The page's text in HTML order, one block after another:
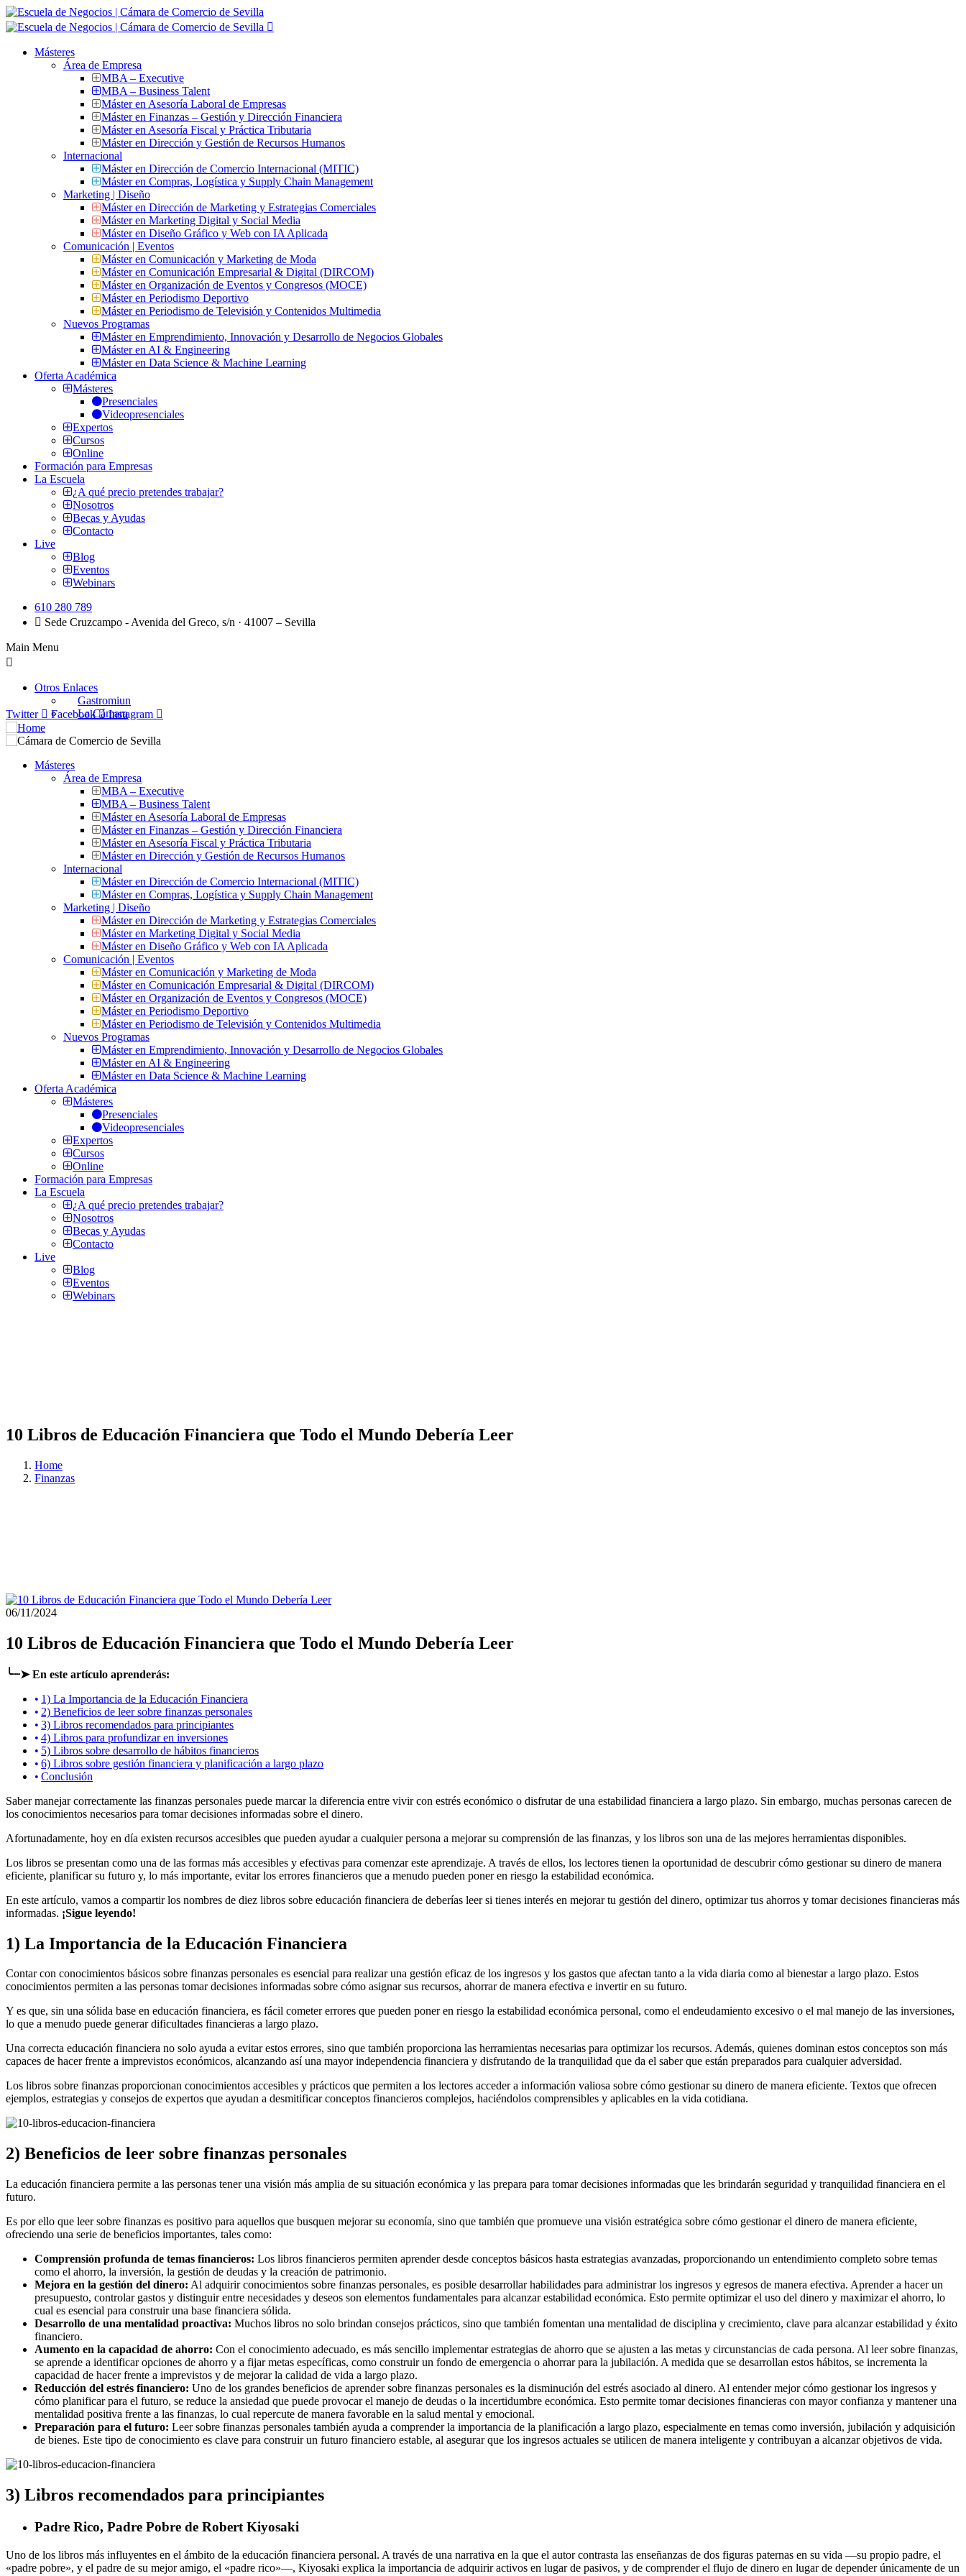
Másteres
Área de Empresa
MBA – Executive
MBA – Business Talent
Máster en Asesoría Laboral de Empresas
Máster en Finanzas – Gestión y Dirección Financiera
Máster en Asesoría Fiscal y Práctica Tributaria
Máster en Dirección y Gestión de Recursos Humanos
Internacional
Máster en Dirección de Comercio Internacional (MITIC)
Máster en Compras, Logística y Supply Chain Management
Marketing | Diseño
Máster en Dirección de Marketing y Estrategias Comerciales
Máster en Marketing Digital y Social Media
Máster en Diseño Gráfico y Web con IA Aplicada
Comunicación | Eventos
Máster en Comunicación y Marketing de Moda
Máster en Comunicación Empresarial & Digital (DIRCOM)
Máster en Organización de Eventos y Congresos (MOCE)
Máster en Periodismo Deportivo
Máster en Periodismo de Televisión y Contenidos Multimedia
Nuevos Programas
Máster en Emprendimiento, Innovación y Desarrollo de Negocios Globales
Máster en AI & Engineering
Máster en Data Science & Machine Learning
Oferta Académica
Másteres
Presenciales
Videopresenciales
Expertos
Cursos
Online
Formación para Empresas
La Escuela
¿A qué precio pretendes trabajar?
Nosotros
Becas y Ayudas
Contacto
Live
Blog
Eventos
Webinars
610 280 789
Sede Cruzcampo - Avenida del Greco, s/n · 41007 – Sevilla
Main Menu
Otros Enlaces
Gastromiun
La Cámara
Twitter Facebook Instagram
Másteres
Área de Empresa
MBA – Executive
MBA – Business Talent
Máster en Asesoría Laboral de Empresas
Máster en Finanzas – Gestión y Dirección Financiera
Máster en Asesoría Fiscal y Práctica Tributaria
Máster en Dirección y Gestión de Recursos Humanos
Internacional
Máster en Dirección de Comercio Internacional (MITIC)
Máster en Compras, Logística y Supply Chain Management
Marketing | Diseño
Máster en Dirección de Marketing y Estrategias Comerciales
Máster en Marketing Digital y Social Media
Máster en Diseño Gráfico y Web con IA Aplicada
Comunicación | Eventos
Máster en Comunicación y Marketing de Moda
Máster en Comunicación Empresarial & Digital (DIRCOM)
Máster en Organización de Eventos y Congresos (MOCE)
Máster en Periodismo Deportivo
Máster en Periodismo de Televisión y Contenidos Multimedia
Nuevos Programas
Máster en Emprendimiento, Innovación y Desarrollo de Negocios Globales
Máster en AI & Engineering
Máster en Data Science & Machine Learning
Oferta Académica
Másteres
Presenciales
Videopresenciales
Expertos
Cursos
Online
Formación para Empresas
La Escuela
¿A qué precio pretendes trabajar?
Nosotros
Becas y Ayudas
Contacto
Live
Blog
Eventos
Webinars
10 Libros de Educación Financiera que Todo el Mundo Debería Leer
Home
Finanzas
06/11/2024
10 Libros de Educación Financiera que Todo el Mundo Debería Leer
╰┈➤ En este artículo aprenderás:
1) La Importancia de la Educación Financiera
2) Beneficios de leer sobre finanzas personales
3) Libros recomendados para principiantes
4) Libros para profundizar en inversiones
5) Libros sobre desarrollo de hábitos financieros
6) Libros sobre gestión financiera y planificación a largo plazo
Conclusión
Saber manejar correctamente las finanzas personales puede marcar la diferencia entre vivir con estrés económico o disfrutar de una estabilidad financiera a largo plazo. Sin embargo, muchas personas carecen de
los conocimientos necesarios para tomar decisiones informadas sobre el dinero.
Afortunadamente, hoy en día existen recursos accesibles que pueden ayudar a cualquier persona a mejorar su comprensión de las finanzas, y los libros son una de las mejores herramientas disponibles.
Los libros se presentan como una de las formas más accesibles y efectivas para comenzar este aprendizaje. A través de ellos, los lectores tienen la oportunidad de descubrir cómo gestionar su dinero de manera
eficiente, planificar su futuro y, lo más importante, evitar los errores financieros que a menudo pueden poner en riesgo la estabilidad económica.
En este artículo, vamos a compartir los nombres de diez libros sobre educación financiera de deberías leer si tienes interés en mejorar tu gestión del dinero, optimizar tus ahorros y tomar decisiones financieras más
informadas. ¡Sigue leyendo!
1) La Importancia de la Educación Financiera
Contar con conocimientos básicos sobre finanzas personales es esencial para realizar una gestión eficaz de los ingresos y los gastos que afectan tanto a la vida diaria como al bienestar a largo plazo. Estos
conocimientos permiten a las personas tomar decisiones informadas sobre cómo asignar sus recursos, ahorrar de manera efectiva e invertir en su futuro.
Y es que, sin una sólida base en educación financiera, es fácil cometer errores que pueden poner en riesgo la estabilidad económica personal, como el endeudamiento excesivo o el mal manejo de las inversiones,
lo que a menudo puede generar dificultades financieras a largo plazo.
Una correcta educación financiera no solo ayuda a evitar estos errores, sino que también proporciona las herramientas necesarias para optimizar los recursos. Además, quienes dominan estos conceptos son más
capaces de hacer frente a imprevistos económicos, alcanzando así una mayor independencia financiera y disfrutando de la tranquilidad que da el saber que están preparados para cualquier adversidad.
Los libros sobre finanzas proporcionan conocimientos accesibles y prácticos que permiten a los lectores acceder a información valiosa sobre cómo gestionar su dinero de manera eficiente. Textos que ofrecen
ejemplos, estrategias y consejos de expertos que ayudan a desmitificar conceptos financieros complejos, haciéndolos comprensibles y aplicables en la vida cotidiana.
2) Beneficios de leer sobre finanzas personales
La educación financiera permite a las personas tener una visión más amplia de su situación económica y las prepara para tomar decisiones informadas que les brindarán seguridad y tranquilidad financiera en el
futuro.
Es por ello que leer sobre finanzas es positivo para aquellos que busquen mejorar su economía, sino que también que promueve una visión estratégica sobre cómo gestionar el dinero de manera eficiente,
ofreciendo una serie de beneficios importantes, tales como:
Comprensión profunda de temas financieros: Los libros financieros permiten aprender desde conceptos básicos hasta estrategias avanzadas, proporcionando un entendimiento completo sobre temas
como el ahorro, la inversión, la gestión de deudas y la creación de patrimonio.
Mejora en la gestión del dinero: Al adquirir conocimientos sobre finanzas personales, es posible desarrollar habilidades para administrar los ingresos y egresos de manera efectiva. Aprender a hacer un
presupuesto, controlar gastos y distinguir entre necesidades y deseos son elementos fundamentales para alcanzar estabilidad económica. Esto permite optimizar el uso del dinero y maximizar el ahorro, lo
cual es esencial para construir una base financiera sólida.
Desarrollo de una mentalidad proactiva: Muchos libros no solo brindan consejos prácticos, sino que también fomentan una mentalidad de disciplina y crecimiento, clave para alcanzar estabilidad y éxito
financiero.
Aumento en la capacidad de ahorro: Con el conocimiento adecuado, es más sencillo implementar estrategias de ahorro que se ajusten a las metas y circunstancias de cada persona. Al leer sobre finanzas,
se aprende a identificar opciones de ahorro y a fijar metas específicas, como construir un fondo de emergencia o ahorrar para la jubilación. A medida que se desarrollan estos hábitos, se incrementa la
capacidad de hacer frente a imprevistos y de mejorar la calidad de vida a largo plazo.
Reducción del estrés financiero: Uno de los grandes beneficios de aprender sobre finanzas personales es la disminución del estrés asociado al dinero. Al entender mejor cómo gestionar los ingresos y
cómo planificar para el futuro, se reduce la ansiedad que puede provocar el manejo de deudas o la incertidumbre económica. Esto permite tomar decisiones financieras con mayor confianza y mantener una
mentalidad positiva frente a las finanzas, lo cual repercute de manera favorable en la salud mental y emocional.
Preparación para el futuro: Leer sobre finanzas personales también ayuda a comprender la importancia de la planificación a largo plazo, especialmente en temas como inversión, jubilación y adquisición
de bienes. Este tipo de conocimiento es clave para construir un futuro financiero estable, al asegurar que los ingresos actuales se utilicen de manera inteligente y contribuyan a alcanzar objetivos de vida.
3) Libros recomendados para principiantes
Padre Rico, Padre Pobre de Robert Kiyosaki
Uno de los libros más influyentes en el ámbito de la educación financiera personal. A través de una narrativa en la que el autor contrasta las enseñanzas de dos figuras paternas en su vida —su propio padre, el
«padre pobre», y el padre de su mejor amigo, el «padre rico»—, Kiyosaki explica la importancia de adquirir activos en lugar de pasivos, y de comprender el flujo de dinero en lugar de depender únicamente de un